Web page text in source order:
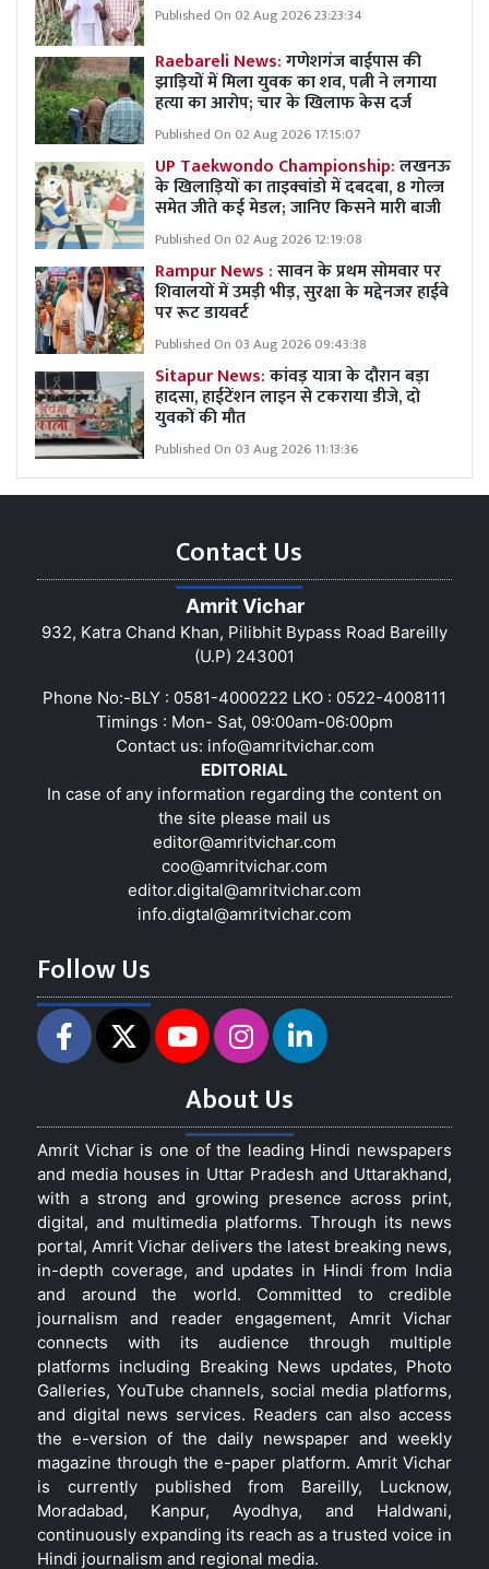
Published On 02 Aug 2026 23:23:34
Raebareli News:गणेशगंज बाईपास की
झाड़ियों में मिला युवक का शव, पत्नी ने लगाया
हत्या का आरोप; चार के खिलाफ केस दर्ज
Published On 02 Aug 2026 17:15:07
UP Taekwondo Championship:लखनऊ
के खिलाड़ियों का ताइक्वांडो में दबदबा, 8 गोल्ज
समेत जीते कई मेडल; जानिए किसने मारी बाजी
Published On 02 Aug 2026 12:19:08
Rampur News :सावन के प्रथम सोमवार पर
शिवालयों में उमड़ी भीड़, सुरक्षा के मद्देनजर हाईवे
पर रूट डायवर्ट
Published On 03 Aug 2026 09:43:38
Sitapur News:कांवड़ यात्रा के दौरान बड़ा
हादसा, हाईटेंशन लाइन से टकराया डीजे, दो
युवकों की मौत
Published On 03 Aug 2026 11:13:36
Contact Us
Amrit Vichar
932, Katra Chand Khan, Pilibhit Bypass Road Bareilly
(U.P) 243001
Phone No:-BLY : 0581-4000222 LKO : 0522-4008111
Timings : Mon- Sat, 09:00am-06:00pm
Contact us: info@amritvichar.com
EDITORIAL
In case of any information regarding the content on
the site please mail us
editor@amritvichar.com
coo@amritvichar.com
editor.digital@amritvichar.com
info.digtal@amritvichar.com
Follow Us
About Us
Amrit Vichar is one of the leading Hindi newspapers
and media houses in Uttar Pradesh and Uttarakhand,
with a strong and growing presence across print,
digital, and multimedia platforms. Through its news
portal, Amrit Vichar delivers the latest breaking news,
in-depth coverage, and updates in Hindi from India
and around the world. Committed to credible
journalism and reader engagement, Amrit Vichar
connects with its audience through multiple
platforms including Breaking News updates, Photo
Galleries, YouTube channels, social media platforms,
and digital news services. Readers can also access
the e-version of the daily newspaper and weekly
magazine through the e-paper platform. Amrit Vichar
is currently published from Bareilly, Lucknow,
Moradabad, Kanpur, Ayodhya, and Haldwani,
continuously expanding its reach as a trusted voice in
Hindi journalism and regional media.